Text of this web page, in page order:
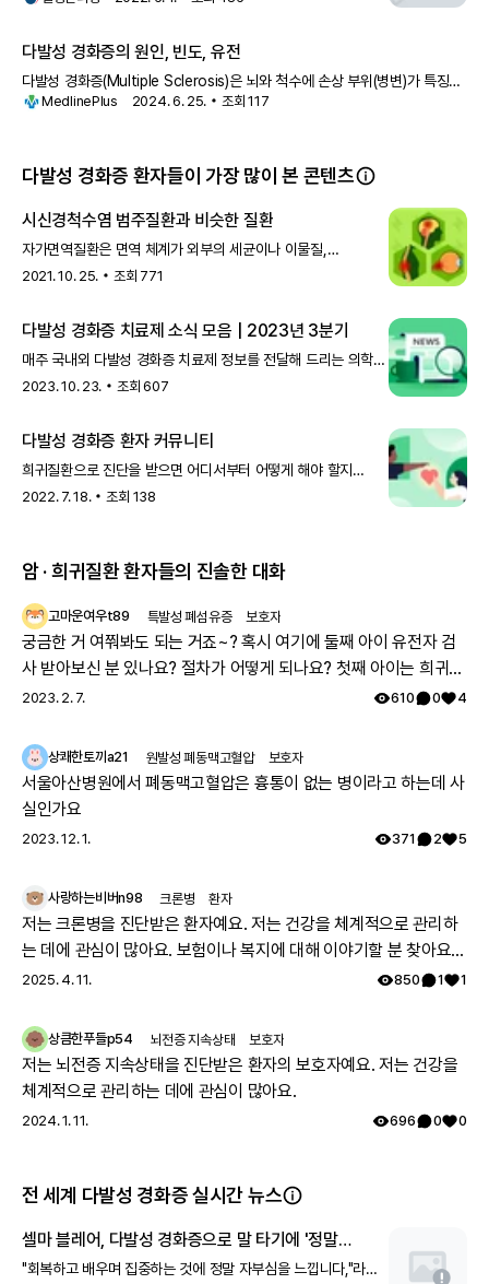
다발성 경화증 치료제는 크게 1차 치료제와 2차 치료제로 나뉘는데요. 대
부분 1차 치료제로 시작하지만, 1차 치료제에 반응하지 않거나 부작용이
심하면 다른 1차 치료제나 2차 치료제로 변경하기도 해요.
설문에 참여한 다발성 경화증 환자의 45%는 다른 1차 치료제로 변경했
으며, 2차 치료제로 변경한 비율은 35%였어요.
다발성 경화증의 원인, 빈도, 유전
다발성 경화증(Multiple Sclerosis)은 뇌와 척수에 손상 부위(병변)가 특징인
질환입니다. 이러한 병변은 신경을 보호하고 신경 신호
MedlinePlus 2024. 6. 25. 조회117
다발성 경화증 환자들이 가장 많이 본 콘텐츠
시신경척수염 범주질환과 비슷한 질환
자가면역질환은 면역 체계가 외부의 세균이나 이물질,
바이러스가 아닌 체내 건강한 세포와 조직을 공격하는
2021. 10. 25. 조회 771
다발성 경화증 치료제 소식 모음 | 2023년 3분기
매주 국내외 다발성 경화증 치료제 정보를 전달해 드리는 의학
소식, 잘 받아 보고 계신가요? 지나간 소식을 더 편하게
2023. 10. 23. 조회607
다발성 경화증 환자 커뮤니티
희귀질환으로 진단을 받으면 어디서부터 어떻게 해야 할지
막막해집니다. 이때 나와 같은 질환의 사람을 만나 정보를
2022. 7. 18. 조회 138
암 · 희귀질환 환자들의 진솔한 대화
고마운여우t89 특발성 폐섬유증 보호자
궁금한 거 여쭤봐도 되는 거죠~? 혹시 여기에 둘째 아이 유전자 검
사 받아보신 분 있나요? 절차가 어떻게 되나요? 첫째 아이는 희귀질
환 진단받았고, 당시에 애기 아빠랑 저랑 유전자 검사했는데 돌연변
걱정스러워서리.. 다들 몇주차에 무슨 검사하셨나요? 도움 좀 주심
감사하겠습니다.
2023. 2. 7. 610 0 4
상쾌한토끼a21 원발성 폐동맥고혈압 보호자
서울아산병원에서 폐동맥고혈압은 흉통이 없는 병이라고 하는데 사
실인가요
2023. 12. 1. 371 2 5
사랑하는비버n98 크론병 환자
저는 크론병을 진단받은 환자예요. 저는 건강을 체계적으로 관리하
는 데에 관심이 많아요. 보험이나 복지에 대해 이야기할 분 찾아요
👏🏻
2025. 4. 11. 850 1 1
상큼한푸들p54 뇌전증 지속상태 보호자
저는 뇌전증 지속상태을 진단받은 환자의 보호자예요. 저는 건강을
체계적으로 관리하는 데에 관심이 많아요.
2024. 1. 11. 696 0 0
전 세계 다발성 경화증 실시간 뉴스
셀마 블레어, 다발성 경화증으로 말 타기에 '정말
자랑스러워': '대단한 일'
"회복하고 배우며 집중하는 것에 정말 자부심을 느낍니다,"라고